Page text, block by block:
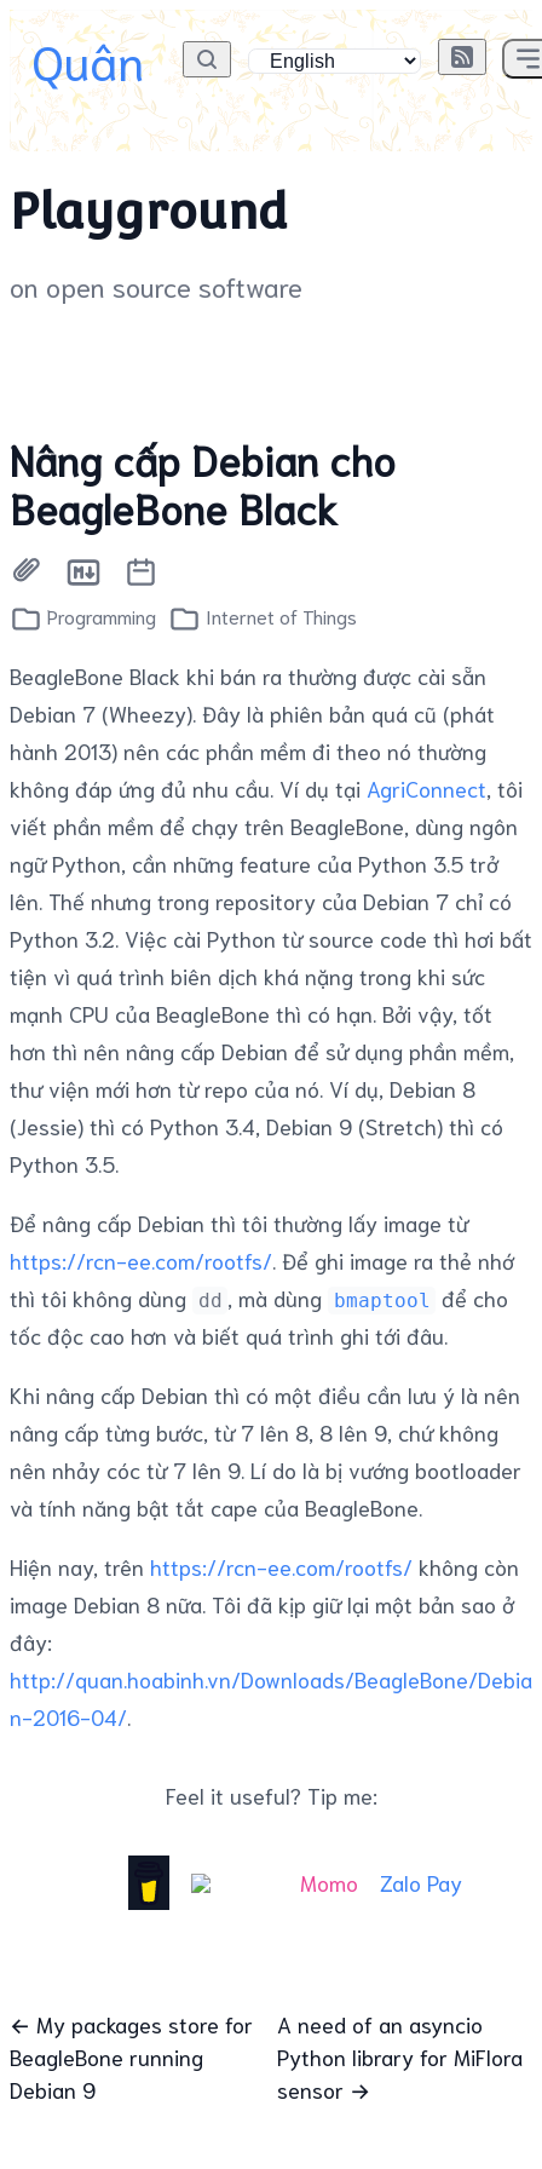
Quân
Playground
on open source software
Nâng cấp Debian cho
BeagleBone Black
Programming Internet of Things
BeagleBone Black khi bán ra thường được cài sẵn
Debian 7 (Wheezy). Đây là phiên bản quá cũ (phát
hành 2013) nên các phần mềm đi theo nó thường
không đáp ứng đủ nhu cầu. Ví dụ tại AgriConnect, tôi
viết phần mềm để chạy trên BeagleBone, dùng ngôn
ngữ Python, cần những feature của Python 3.5 trở
lên. Thế nhưng trong repository của Debian 7 chỉ có
Python 3.2. Việc cài Python từ source code thì hơi bất
tiện vì quá trình biên dịch khá nặng trong khi sức
mạnh CPU của BeagleBone thì có hạn. Bởi vậy, tốt
hơn thì nên nâng cấp Debian để sử dụng phần mềm,
thư viện mới hơn từ repo của nó. Ví dụ, Debian 8
(Jessie) thì có Python 3.4, Debian 9 (Stretch) thì có
Python 3.5.
Để nâng cấp Debian thì tôi thường lấy image từ
https://rcn-ee.com/rootfs/. Để ghi image ra thẻ nhớ
thì tôi không dùng dd , mà dùng bmaptool để cho
tốc độc cao hơn và biết quá trình ghi tới đâu.
Khi nâng cấp Debian thì có một điều cần lưu ý là nên
nâng cấp từng bước, từ 7 lên 8, 8 lên 9, chứ không
nên nhảy cóc từ 7 lên 9. Lí do là bị vướng bootloader
và tính năng bật tắt cape của BeagleBone.
Hiện nay, trên https://rcn-ee.com/rootfs/ không còn
image Debian 8 nữa. Tôi đã kịp giữ lại một bản sao ở
đây:
http://quan.hoabinh.vn/Downloads/BeagleBone/Debia
n-2016-04/.
Feel it useful? Tip me:
Momo Zalo Pay
← My packages store for
BeagleBone running
Debian 9
A need of an asyncio
Python library for MiFlora
sensor →